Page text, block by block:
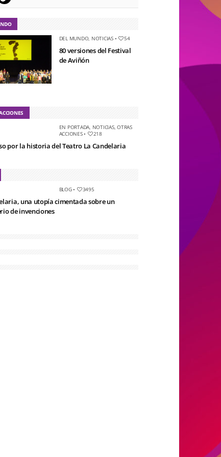
DEL MUNDO, NOTICIAS• 54
80 versiones del Festival
de Aviñón
EN PORTADA, NOTICIAS,OTRAS
ACCIONES• 218
por la historia del Teatro La Candelaria
BLOG• 3495
una utopía cimentada sobre un
de invenciones